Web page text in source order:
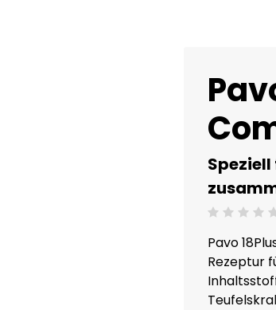
Beoordeling: 0/5
Pavo
Rezeptur